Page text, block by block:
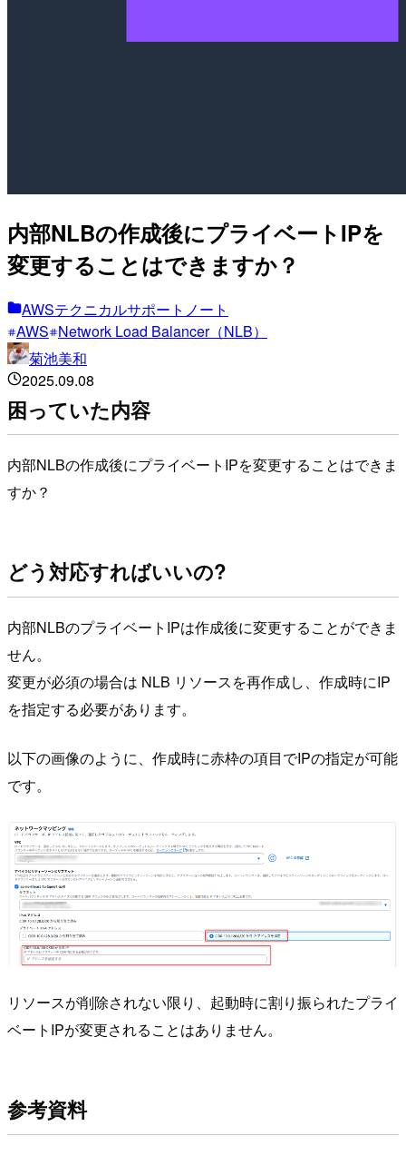
内部NLBの作成後にプライベートIPを
変更することはできますか？
AWSテクニカルサポートノート
AWS Network Load Balancer（NLB）
菊池美和
2025.09.08
困っていた内容
内部NLBの作成後にプライベートIPを変更することはできま
すか？
どう対応すればいいの?
内部NLBのプライベートIPは作成後に変更することができま
せん。
変更が必須の場合は NLB リソースを再作成し、作成時にIP
を指定する必要があります。
以下の画像のように、作成時に赤枠の項目でIPの指定が可能
です。
リソースが削除されない限り、起動時に割り振られたプライ
ベートIPが変更されることはありません。
参考資料